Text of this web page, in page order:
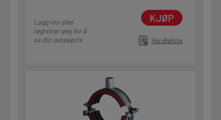
Logg inn eller
registrer deg for å
se din avtalepris
KJØP
Handleliste